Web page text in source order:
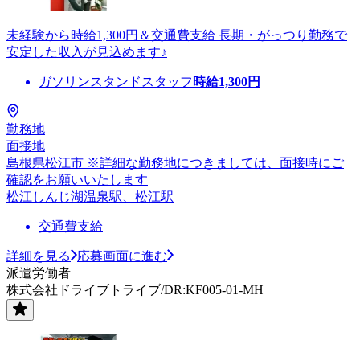
未経験から時給1,300円＆交通費支給 長期・がっつり勤務で
安定した収入が見込めます♪
ガソリンスタンドスタッフ 時給1,300円
勤務地
面接地
島根県松江市 ※詳細な勤務地につきましては、面接時にご
確認をお願いいたします
松江しんじ湖温泉駅、松江駅
交通費支給
詳細を見る
応募画面に進む
派遣労働者
株式会社ドライブトライブ/DR:KF005-01-MH